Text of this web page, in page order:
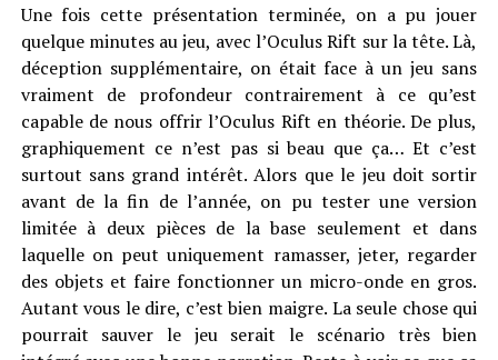
Une fois cette présentation terminée, on a pu jouer
quelque minutes au jeu, avec l’Oculus Rift sur la tête. Là,
déception supplémentaire, on était face à un jeu sans
vraiment de profondeur contrairement à ce qu’est
capable de nous offrir l’Oculus Rift en théorie. De plus,
graphiquement ce n’est pas si beau que ça… Et c’est
surtout sans grand intérêt. Alors que le jeu doit sortir
avant de la fin de l’année, on pu tester une version
limitée à deux pièces de la base seulement et dans
laquelle on peut uniquement ramasser, jeter, regarder
des objets et faire fonctionner un micro-onde en gros.
Autant vous le dire, c’est bien maigre. La seule chose qui
pourrait sauver le jeu serait le scénario très bien